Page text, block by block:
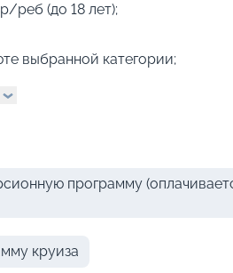
реб (до 18 лет);
выбранной категории;
программу
круиза